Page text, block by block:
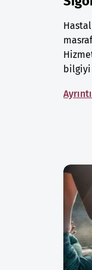
bilgiyi